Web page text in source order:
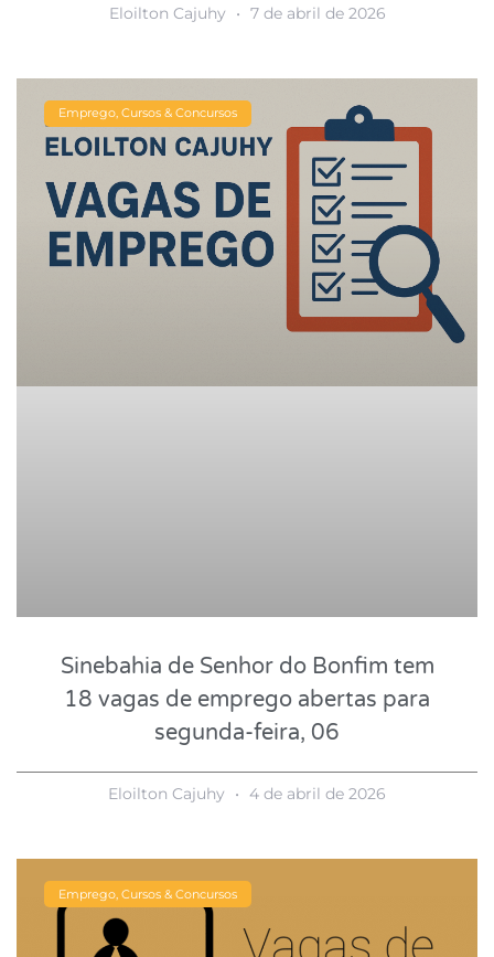
Eloilton Cajuhy 7 de abril de 2026
Emprego, Cursos & Concursos
Sinebahia de Senhor do Bonfim tem
18 vagas de emprego abertas para
segunda-feira, 06
Eloilton Cajuhy 4 de abril de 2026
Emprego, Cursos & Concursos